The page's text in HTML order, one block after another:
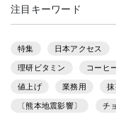
注目キーワード
特集 日本アクセス
理研ビタミン コーヒ
値上げ 業務用
〔熊本地震影響〕 チ